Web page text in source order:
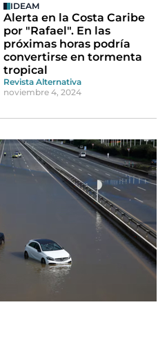
IDEAM
Alerta en la Costa Caribe
por "Rafael". En las
próximas horas podría
convertirse en tormenta
tropical
Revista Alternativa
noviembre 4, 2024